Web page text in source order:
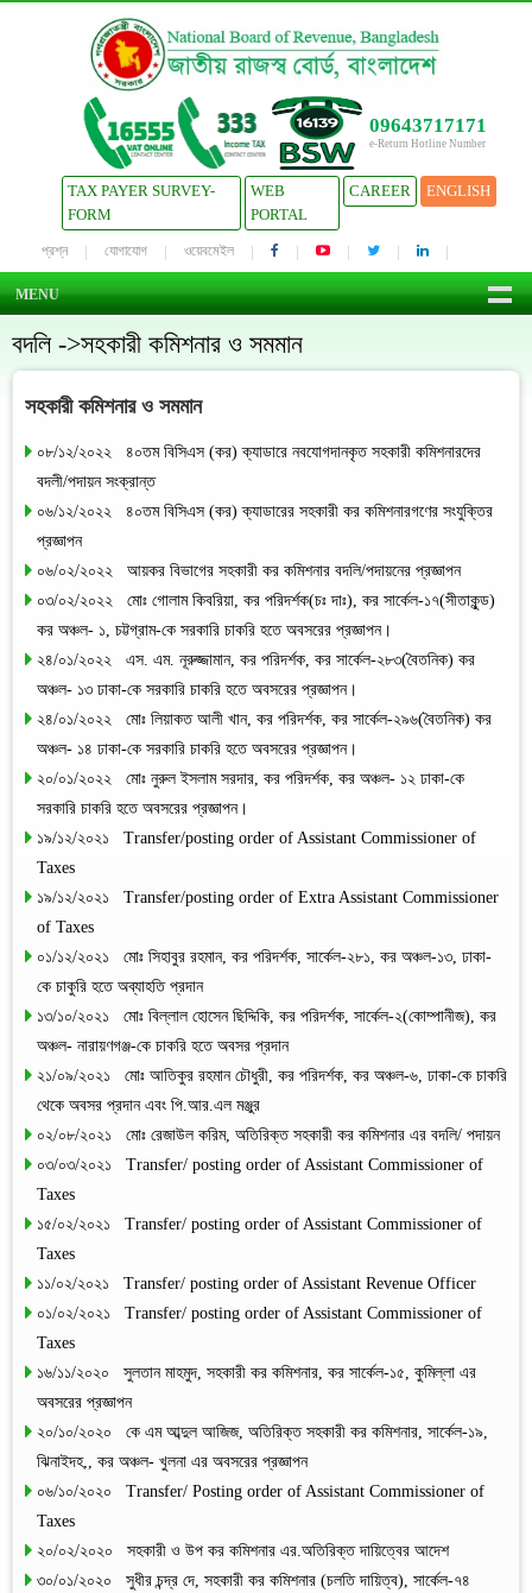
09643717171
e-Return Hotline Number
TAX PAYER SURVEY-
FORM
WEB
PORTAL
CAREER ENGLISH
প্রশ্ন যোগাযোগ ওয়েবমেইল
MENU
বদলি ->সহকারী কমিশনার ও সমমান
সহকারী কমিশনার ও সমমান
০৮/১২/২০২২ ৪০তম বিসিএস (কর) ক্যাডারে নবযোগদানকৃত সহকারী কমিশনারদের
বদলী/পদায়ন সংক্রান্ত
০৬/১২/২০২২ ৪০তম বিসিএস (কর) ক্যাডারের সহকারী কর কমিশনারগণের সংযুক্তির
প্রজ্ঞাপন
০৬/০২/২০২২ আয়কর বিভাগের সহকারী কর কমিশনার বদলি/পদায়নের প্রজ্ঞাপন
০৩/০২/২০২২ মোঃ গোলাম কিবরিয়া, কর পরিদর্শক(চঃ দাঃ), কর সার্কেল-১৭(সীতাকুন্ড)
কর অঞ্চল- ১, চট্টগ্রাম-কে সরকারি চাকরি হতে অবসরের প্রজ্ঞাপন।
২৪/০১/২০২২ এস. এম. নূরুজ্জামান, কর পরিদর্শক, কর সার্কেল-২৮৩(বৈতনিক) কর
অঞ্চল- ১৩ ঢাকা-কে সরকারি চাকরি হতে অবসরের প্রজ্ঞাপন।
২৪/০১/২০২২ মোঃ লিয়াকত আলী খান, কর পরিদর্শক, কর সার্কেল-২৯৬(বৈতনিক) কর
অঞ্চল- ১৪ ঢাকা-কে সরকারি চাকরি হতে অবসরের প্রজ্ঞাপন।
২০/০১/২০২২ মোঃ নুরুল ইসলাম সরদার, কর পরিদর্শক, কর অঞ্চল- ১২ ঢাকা-কে
সরকারি চাকরি হতে অবসরের প্রজ্ঞাপন।
১৯/১২/২০২১ Transfer/posting order of Assistant Commissioner of
Taxes
১৯/১২/২০২১ Transfer/posting order of Extra Assistant Commissioner
of Taxes
০১/১২/২০২১ মোঃ সিহাবুর রহমান, কর পরিদর্শক, সার্কেল-২৮১, কর অঞ্চল-১৩, ঢাকা-
কে চাকুরি হতে অব্যাহতি প্রদান
১৩/১০/২০২১ মোঃ বিল্লাল হোসেন ছিদ্দিকি, কর পরিদর্শক, সার্কেল-২(কোম্পানীজ), কর
অঞ্চল- নারায়ণগঞ্জ-কে চাকরি হতে অবসর প্রদান
২১/০৯/২০২১ মোঃ আতিকুর রহমান চৌধুরী, কর পরিদর্শক, কর অঞ্চল-৬, ঢাকা-কে চাকরি
থেকে অবসর প্রদান এবং পি.আর.এল মঞ্জুর
০২/০৮/২০২১ মোঃ রেজাউল করিম, অতিরিক্ত সহকারী কর কমিশনার এর বদলি/ পদায়ন
০৩/০৩/২০২১ Transfer/ posting order of Assistant Commissioner of
Taxes
১৫/০২/২০২১ Transfer/ posting order of Assistant Commissioner of
Taxes
১১/০২/২০২১ Transfer/ posting order of Assistant Revenue Officer
০১/০২/২০২১ Transfer/ posting order of Assistant Commissioner of
Taxes
১৬/১১/২০২০ সুলতান মাহমুদ, সহকারী কর কমিশনার, কর সার্কেল-১৫, কুমিল্লা এর
অবসরের প্রজ্ঞাপন
২০/১০/২০২০ কে এম আব্দুল আজিজ, অতিরিক্ত সহকারী কর কমিশনার, সার্কেল-১৯,
ঝিনাইদহ,, কর অঞ্চল- খুলনা এর অবসরের প্রজ্ঞাপন
০৬/১০/২০২০ Transfer/ Posting order of Assistant Commissioner of
Taxes
২০/০২/২০২০ সহকারী ও উপ কর কমিশনার এর.অতিরিক্ত দায়িত্বের আদেশ
৩০/০১/২০২০ সুধীর চন্দ্র দে, সহকারী কর কমিশনার (চলতি দায়িত্ব), সার্কেল-৭৪